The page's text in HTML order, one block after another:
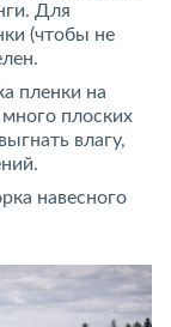
Для
(чтобы не
пленки на
плоских
влагу,
навесного